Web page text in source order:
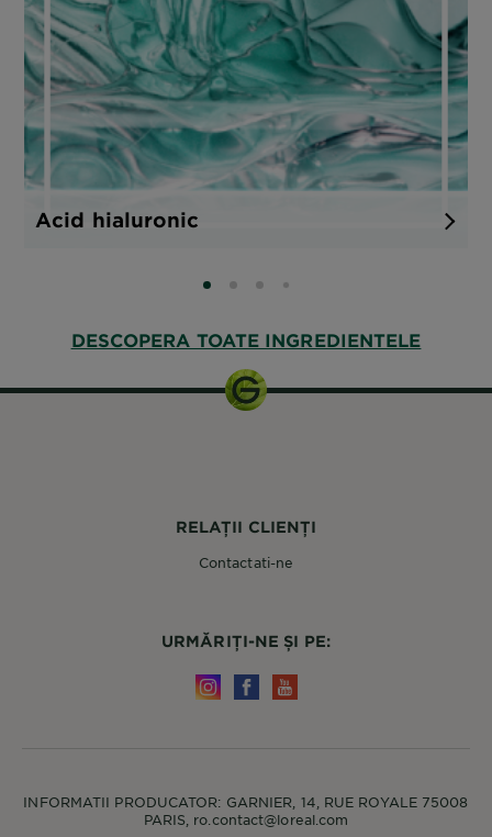
Acid hialuronic
SLIDE 0
SLIDE 1
SLIDE 2
SLIDE 3
DESCOPERA TOATE INGREDIENTELE
RELAȚII CLIENȚI
Contactati-ne
URMĂRIȚI-NE ȘI PE:
INFORMATII PRODUCATOR: GARNIER, 14, RUE ROYALE 75008
PARIS, ro.contact@loreal.com